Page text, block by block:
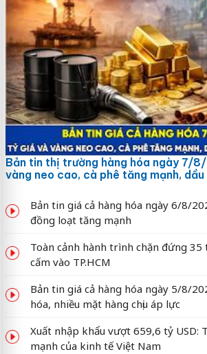
Bản tin thị trường hàng hóa ngày 7/
vàng neo cao, cà phê tăng mạnh,
Bản tin giá cả hàng hóa ngày 6/8/
đồng loạt tăng mạnh
Toàn cảnh hành trình chặn đứng
cấm vào TP.HCM
Bản tin giá cả hàng hóa ngày 5/8/
hóa, nhiều mặt hàng chịu áp lực
Xuất nhập khẩu vượt 659,6 tỷ USD:
mạnh của kinh tế Việt Nam